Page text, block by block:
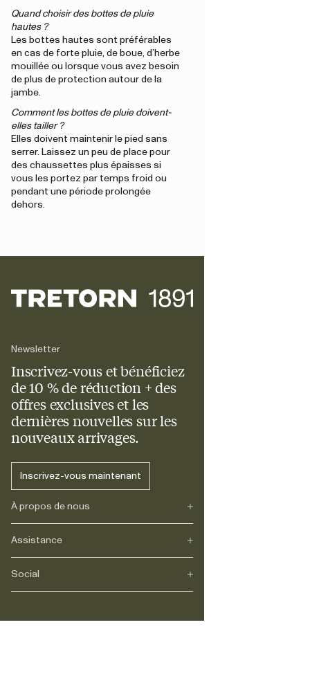
Quand choisir des bottes de pluie
hautes ?
Les bottes hautes sont préférables
en cas de forte pluie, de boue, d’herbe
mouillée ou lorsque vous avez besoin
de plus de protection autour de la
jambe.
Comment les bottes de pluie doivent-
elles tailler ?
Elles doivent maintenir le pied sans
serrer. Laissez un peu de place pour
des chaussettes plus épaisses si
vous les portez par temps froid ou
pendant une période prolongée
dehors.
Newsletter
Inscrivez-vous et bénéficiez
de 10 % de réduction + des
offres exclusives et les
dernières nouvelles sur les
nouveaux arrivages.
Inscrivez-vous maintenant
À propos de nous
Notre héritage
Journals
Carrière
Assistance
FAQs
Livraison
Réclamations
Social